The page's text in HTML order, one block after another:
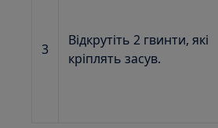
3
Відкрутіть 2 гвинти, які
кріплять засув.